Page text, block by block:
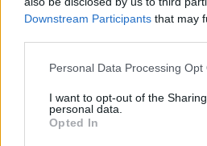
Downstream Participants that may
Personal Data Processing Opt
I want to opt-out of the
personal data.
Opted In
ΡΟΗ ΕΙΔΗΣΕΩΝ
Κορυφώνεται η έξοδος του
56.000 επιβάτες αναχωρούν
λιμάνια της Αττικής
08/08/2026 - 14:30